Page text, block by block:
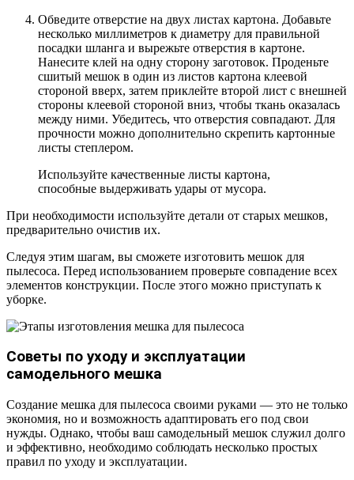
Обведите отверстие на двух листах картона. Добавьте
несколько миллиметров к диаметру для правильной
посадки шланга и вырежьте отверстия в картоне.
Нанесите клей на одну сторону заготовок. Проденьте
сшитый мешок в один из листов картона клеевой
стороной вверх, затем приклейте второй лист с внешней
стороны клеевой стороной вниз, чтобы ткань оказалась
между ними. Убедитесь, что отверстия совпадают. Для
прочности можно дополнительно скрепить картонные
листы степлером.
Используйте качественные листы картона,
способные выдерживать удары от мусора.
При необходимости используйте детали от старых мешков,
предварительно очистив их.
Следуя этим шагам, вы сможете изготовить мешок для
пылесоса. Перед использованием проверьте совпадение всех
элементов конструкции. После этого можно приступать к
уборке.
Советы по уходу и эксплуатации
самодельного мешка
Создание мешка для пылесоса своими руками — это не только
экономия, но и возможность адаптировать его под свои
нужды. Однако, чтобы ваш самодельный мешок служил долго
и эффективно, необходимо соблюдать несколько простых
правил по уходу и эксплуатации.